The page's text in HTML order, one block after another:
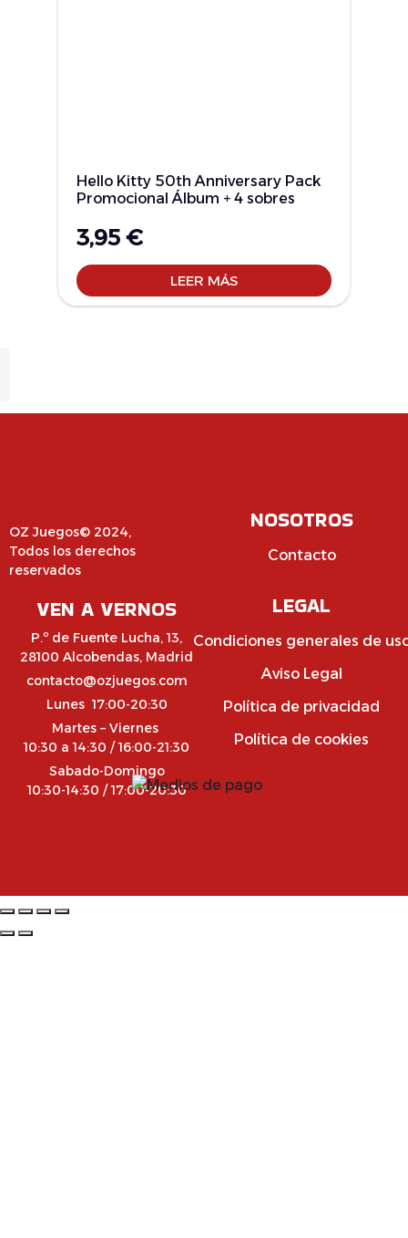
Hello Kitty 50th Anniversary Pack
Promocional Álbum + 4 sobres
3,95 €
LEER MÁS
OZ Juegos© 2024,
Todos los derechos
reservados
VEN A VERNOS
P.º de Fuente Lucha, 13,
28100 Alcobendas, Madrid
contacto@ozjuegos.com
Lunes 17:00-20:30
Martes – Viernes
10:30 a 14:30 / 16:00-21:30
Sabado-Domingo
10:30-14:30 / 17:00-20:30
NOSOTROS
Contacto
LEGAL
Condiciones generales de
Aviso Legal
Política de privacidad
Política de cookies